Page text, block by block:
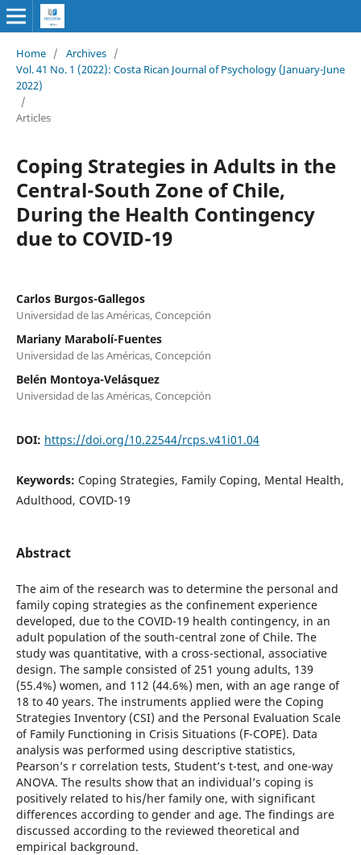
Home / Archives /
Vol. 41 No. 1 (2022): Costa Rican Journal of Psychology (January-June
2022)
/
Articles
Coping Strategies in Adults in the
Central-South Zone of Chile,
During the Health Contingency
due to COVID-19
Carlos Burgos-Gallegos
Universidad de las Américas, Concepción
Mariany Marabolí-Fuentes
Universidad de las Américas, Concepción
Belén Montoya-Velásquez
Universidad de las Américas, Concepción
DOI: https://doi.org/10.22544/rcps.v41i01.04
Keywords: Coping Strategies, Family Coping, Mental Health,
Adulthood, COVID-19
Abstract
The aim of the research was to determine the personal and
family coping strategies as the confinement experience
developed, due to the COVID-19 health contingency, in an
adult population of the south-central zone of Chile. The
study was quantitative, with a cross-sectional, associative
design. The sample consisted of 251 young adults, 139
(55.4%) women, and 112 (44.6%) men, with an age range of
18 to 40 years. The instruments applied were the Coping
Strategies Inventory (CSI) and the Personal Evaluation Scale
of Family Functioning in Crisis Situations (F-COPE). Data
analysis was performed using descriptive statistics,
Pearson’s r correlation tests, Student’s t-test, and one-way
ANOVA. The results show that an individual’s coping is
positively related to his/her family one, with significant
differences according to gender and age. The findings are
discussed according to the reviewed theoretical and
empirical background.